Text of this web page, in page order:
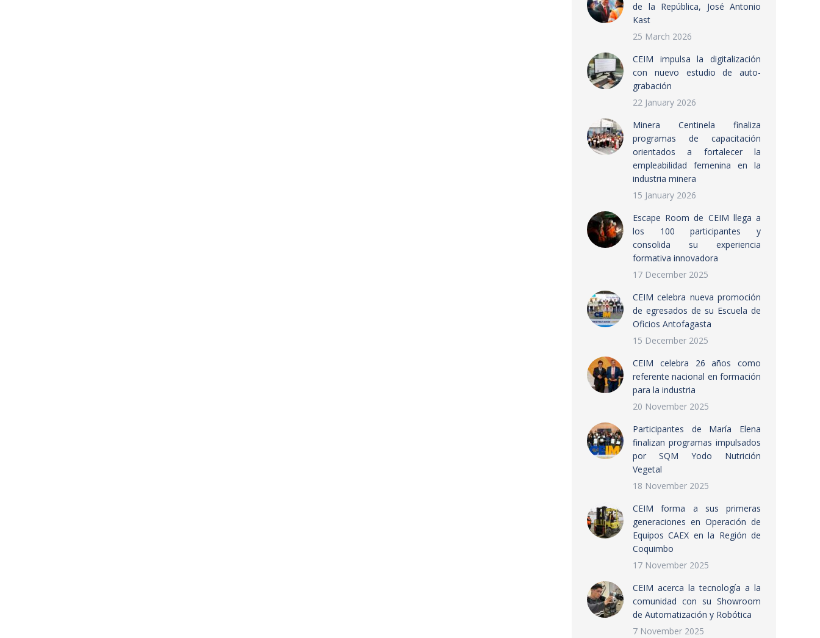
de la República, José Antonio
Kast
25 March 2026
CEIM impulsa la digitalización
con nuevo estudio de auto-
grabación
22 January 2026
Minera Centinela finaliza
programas de capacitación
orientados a fortalecer la
empleabilidad femenina en la
industria minera
15 January 2026
Escape Room de CEIM llega a
los 100 participantes y
consolida su experiencia
formativa innovadora
17 December 2025
CEIM celebra nueva promoción
de egresados de su Escuela de
Oficios Antofagasta
15 December 2025
CEIM celebra 26 años como
referente nacional en formación
para la industria
20 November 2025
Participantes de María Elena
finalizan programas impulsados
por SQM Yodo Nutrición
Vegetal
18 November 2025
CEIM forma a sus primeras
generaciones en Operación de
Equipos CAEX en la Región de
Coquimbo
17 November 2025
CEIM acerca la tecnología a la
comunidad con su Showroom
de Automatización y Robótica
7 November 2025